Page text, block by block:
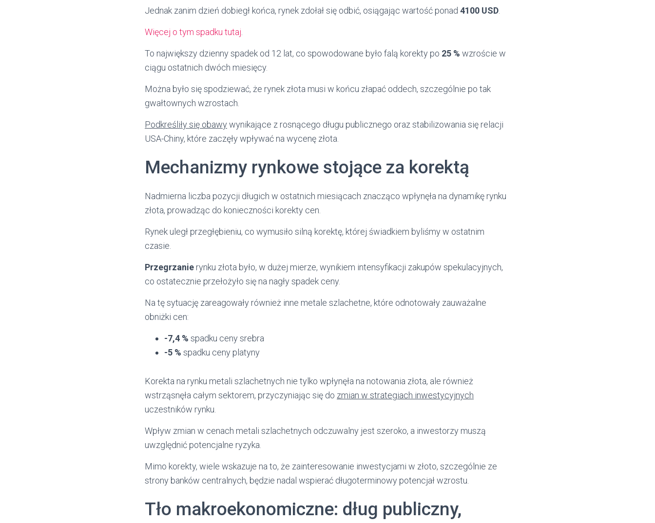
Jednak zanim dzień dobiegł końca, rynek zdołał się odbić, osiągając wartość ponad 4100 USD
Więcej o tym spadku tutaj
To największy dzienny spadek od 12 lat, co spowodowane było falą korekty po 25 % wzroście w
ciągu ostatnich dwóch miesięcy.
Można było się spodziewać, że rynek złota musi w końcu złapać oddech, szczególnie po tak
gwałtownych wzrostach.
Podkreśliły się obawywynikające z rosnącego długu publicznego oraz stabilizowania się relacji
USA-Chiny, które zaczęły wpływać na wycenę złota.
Mechanizmy rynkowe stojące za korektą
Nadmierna liczba pozycji długich w ostatnich miesiącach znacząco wpłynęła na dynamikę rynku
złota, prowadząc do konieczności korekty cen.
Rynek uległ przegłębieniu, co wymusiło silną korektę, której świadkiem byliśmy w ostatnim
czasie.
Przegrzanie rynku złota było, w dużej mierze, wynikiem intensyfikacji zakupów spekulacyjnych,
co ostatecznie przełożyło się na nagły spadek ceny.
Na tę sytuację zareagowały również inne metale szlachetne, które odnotowały zauważalne
obniżki cen:
-7,4 % spadku ceny srebra
-5 % spadku ceny platyny
Korekta na rynku metali szlachetnych nie tylko wpłynęła na notowania złota, ale również
wstrząsnęła całym sektorem, przyczyniając się do zmian w strategiach inwestycyjnych
uczestników rynku.
Wpływ zmian w cenach metali szlachetnych odczuwalny jest szeroko, a inwestorzy muszą
uwzględnić potencjalne ryzyka.
Mimo korekty, wiele wskazuje na to, że zainteresowanie inwestycjami w złoto, szczególnie ze
strony banków centralnych, będzie nadal wspierać długoterminowy potencjał wzrostu.
Tło makroekonomiczne: dług publiczny,